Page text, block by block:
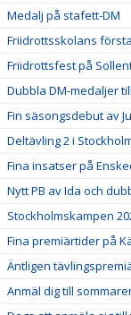
Medalj på stafett-DM
Friidrottsskolans
Friidrottsfest på
Dubbla DM-medaljer
Fin säsongsdebut av
Deltävling 2 i
Fina insatser på
Nytt PB av Ida och
Stockholmskampen
Fina premiärtider på
Äntligen
Anmäl dig till